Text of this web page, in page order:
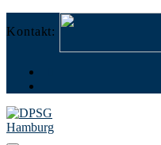
Inhalt
Kontakt: